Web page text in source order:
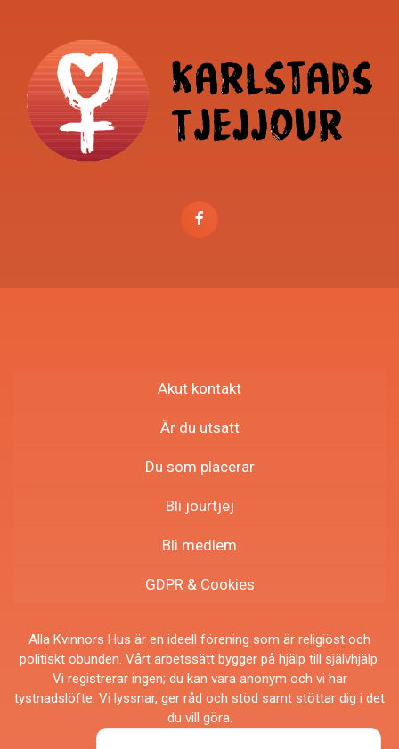
Akut kontakt
Är du utsatt
Du som placerar
Bli jourtjej
Bli medlem
GDPR & Cookies
Alla Kvinnors Hus är en ideell förening som är religiöst och
politiskt obunden. Vårt arbetssätt bygger på hjälp till självhjälp.
Vi registrerar ingen; du kan vara anonym och vi har
tystnadslöfte. Vi lyssnar, ger råd och stöd samt stöttar dig i det
du vill göra.